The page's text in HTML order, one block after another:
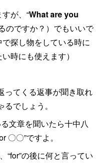
が、“What are you
のですか？）でもいいで
探し物をしている時に
時にも使えます）
ってくる返事が聞き取れ
でしょう。
文章を聞いたら十中八
〇〇”ですよ。
“for”の後に何と言ってい